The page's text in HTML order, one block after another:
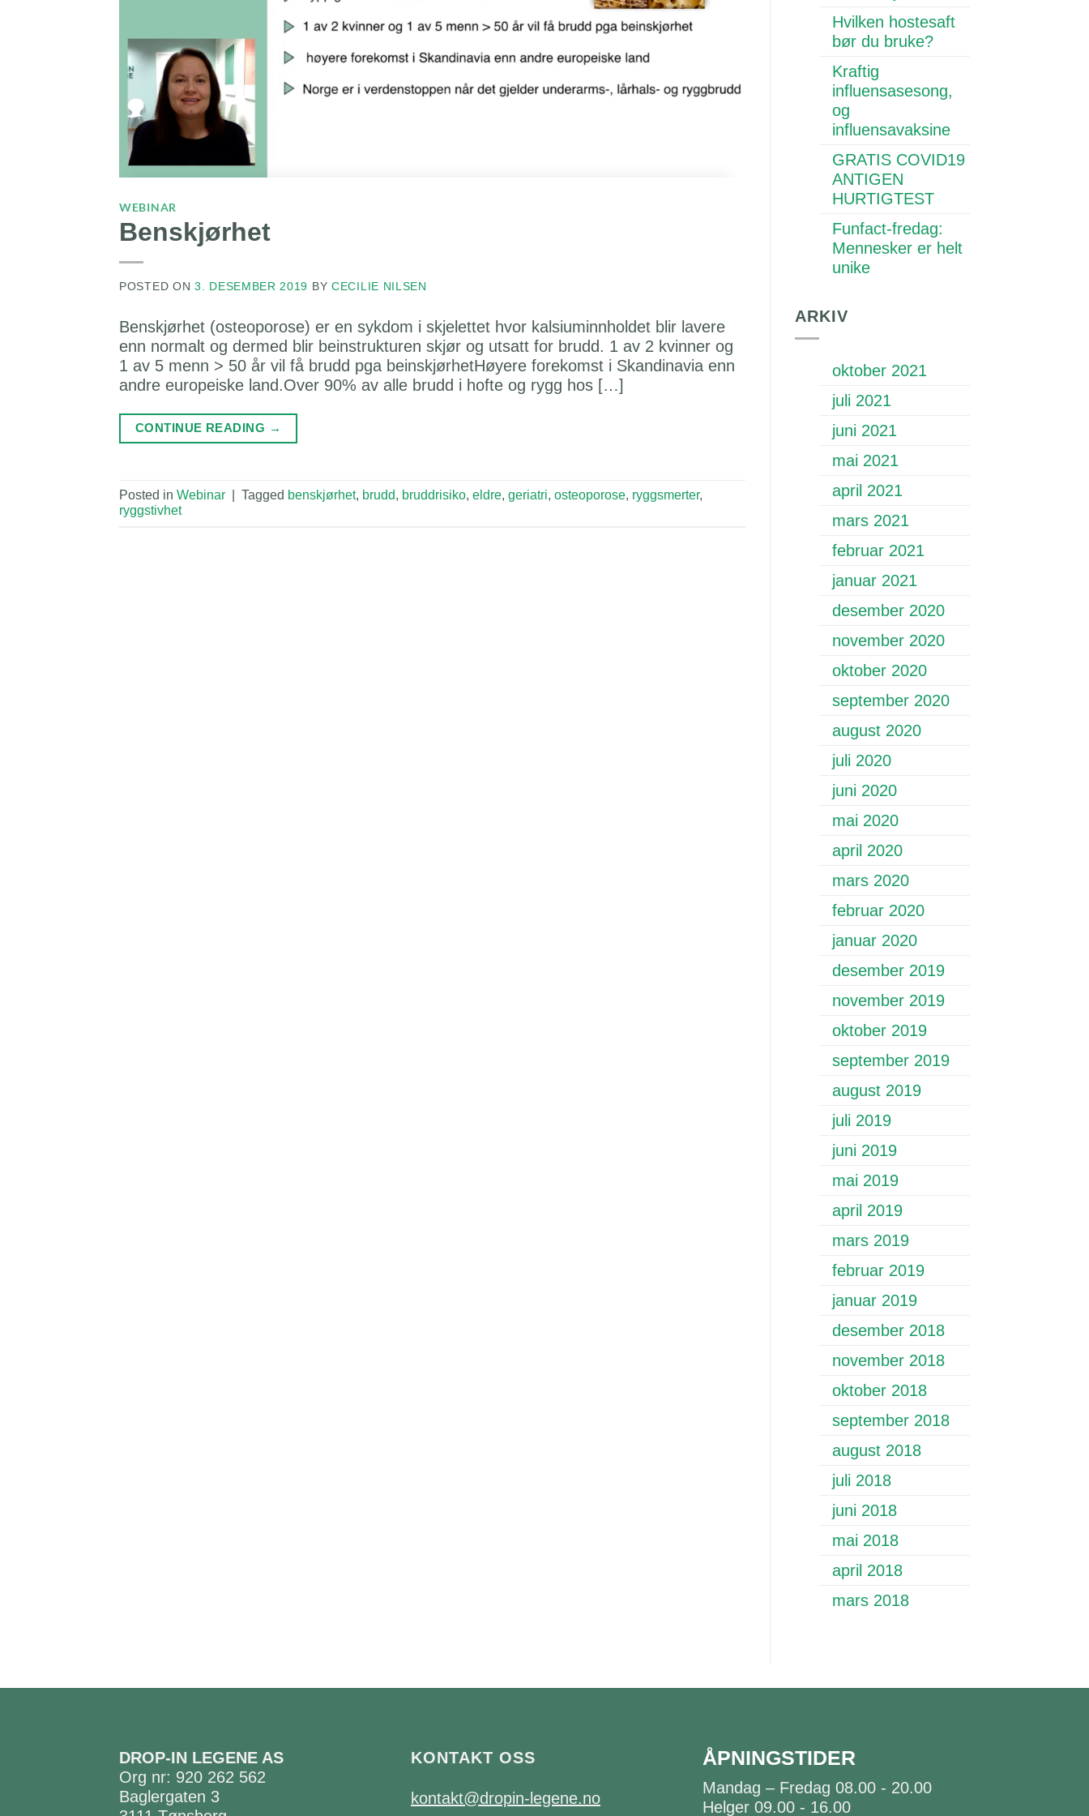
WEBINAR
Benskjørhet
POSTED ON 3. DESEMBER 2019 BYCECILIE NILSEN
Benskjørhet (osteoporose) er en sykdom i skjelettet hvor kalsiuminnholdet blir lavere
enn normalt og dermed blir beinstrukturen skjør og utsatt for brudd. 1 av 2 kvinner og
1 av 5 menn > 50 år vil få brudd pga beinskjørhetHøyere forekomst i Skandinavia enn
andre europeiske land.Over 90% av alle brudd i hofte og rygg hos […]
CONTINUE READING →
Posted in Webinar Tagged benskjørhet, brudd, bruddrisiko, eldre, geriatri, osteoporose, ryggsmerter,
ryggstivhet
Hvilken hostesaft
bør du bruke?
Kraftig
influensasesong,
og
influensavaksine
GRATIS COVID19
ANTIGEN
HURTIGTEST
Funfact-fredag:
Mennesker er helt
unike
ARKIV
oktober 2021
juli 2021
juni 2021
mai 2021
april 2021
mars 2021
februar 2021
januar 2021
desember 2020
november 2020
oktober 2020
september 2020
august 2020
juli 2020
juni 2020
mai 2020
april 2020
mars 2020
februar 2020
januar 2020
desember 2019
november 2019
oktober 2019
september 2019
august 2019
juli 2019
juni 2019
mai 2019
april 2019
mars 2019
februar 2019
januar 2019
desember 2018
november 2018
oktober 2018
september 2018
august 2018
juli 2018
juni 2018
mai 2018
april 2018
mars 2018
DROP-IN LEGENE AS
Org nr: 920 262 562
Baglergaten 3
KONTAKT OSS
kontakt@dropin-legene.no
ÅPNINGSTIDER
Mandag – Fredag 08.00 - 20.00
Helger 09.00 - 16.00